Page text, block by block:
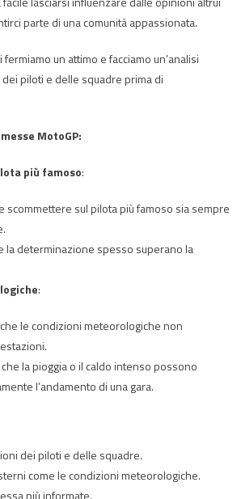
parte di una comunità appassionata.
un attimo e facciamo un’analisi
piloti e delle squadre prima di
MotoGP:
più famoso:
scommettere sul pilota più famoso sia sempre
la determinazione spesso superano la
:
le condizioni meteorologiche non
la pioggia o il caldo intenso possono
l’andamento di una gara.
dei piloti e delle squadre.
come le condizioni meteorologiche.
più informate.